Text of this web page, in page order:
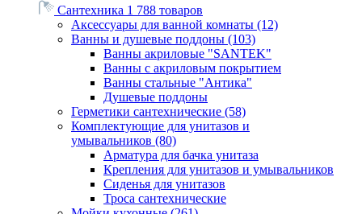
Сантехника 1 788 товаров
Аксессуары для ванной комнаты (12)
Ванны и душевые поддоны (103)
Ванны акриловые "SANTEK"
Ванны с акриловым покрытием
Ванны стальные "Антика"
Душевые поддоны
Герметики сантехнические (58)
Комплектующие для унитазов и
умывальников (80)
Арматура для бачка унитаза
Крепления для унитазов и умывальников
Сиденья для унитазов
Троса сантехнические